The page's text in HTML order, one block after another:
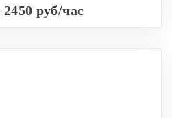
2450 руб/час